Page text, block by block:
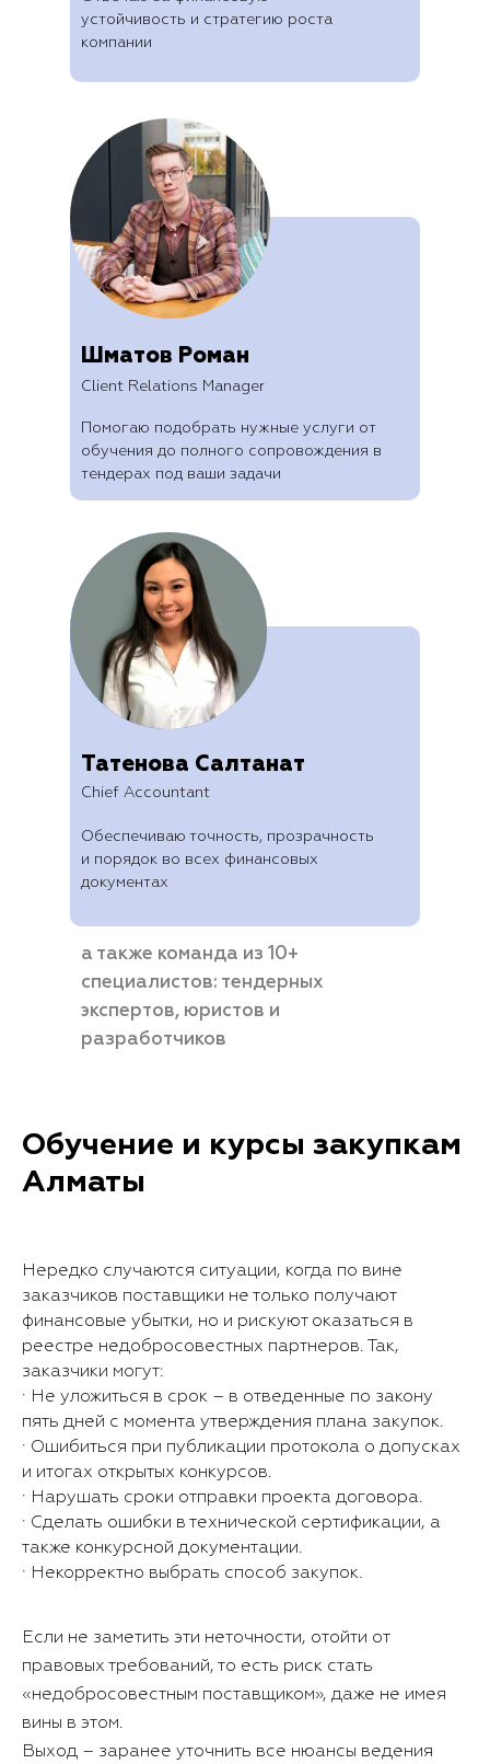
Помогаю подобрать нужные услуги от
обучения до полного сопровождения в
тендерах под ваши задачи
Обеспечиваю точность, прозрачность
и порядок во всех финансовых
документах
Client Relations Manager
Chief Accountant
Шматов Роман
Татенова Салтанат
устойчивость и стратегию роста
компании
а также команда из 10+
специалистов: тендерных
экспертов, юристов и
разработчиков
Обучение и курсы закупкам
Алматы
Нередко случаются ситуации, когда по вине
заказчиков поставщики не только получают
финансовые убытки, но и рискуют оказаться в
реестре недобросовестных партнеров. Так,
заказчики могут:
· Не уложиться в срок – в отведенные по закону
пять дней с момента утверждения плана закупок.
· Ошибиться при публикации протокола о допусках
и итогах открытых конкурсов.
· Нарушать сроки отправки проекта договора.
· Сделать ошибки в технической сертификации, а
также конкурсной документации.
· Некорректно выбрать способ закупок.
Если не заметить эти неточности, отойти от
правовых требований, то есть риск стать
«недобросовестным поставщиком», даже не имея
вины в этом.
Выход – заранее уточнить все нюансы ведения